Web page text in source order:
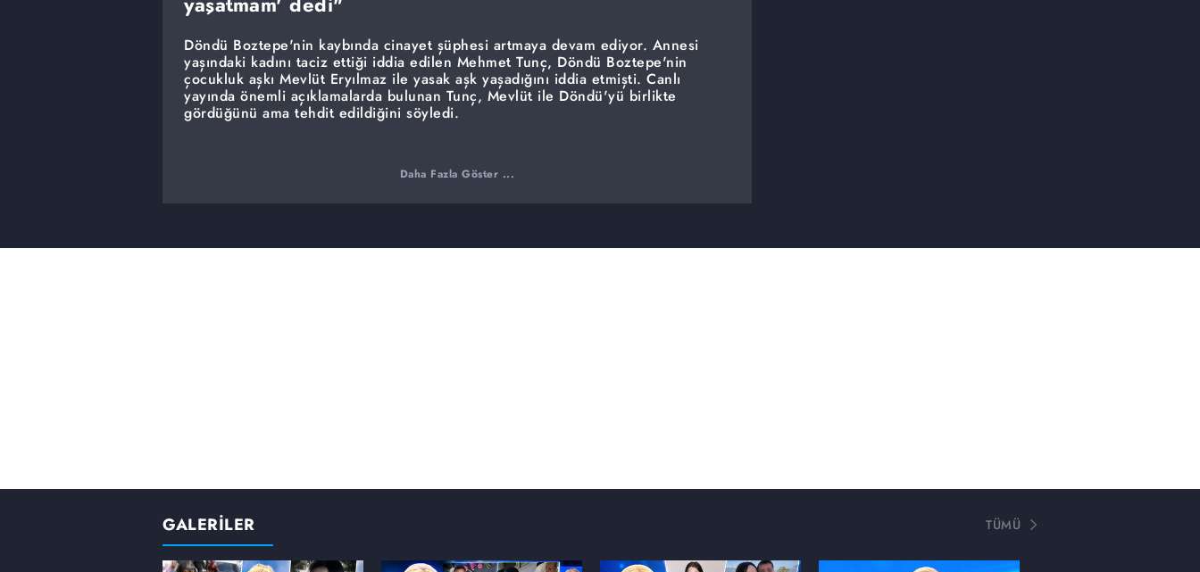
Döndü Boztepe'nin kaybında cinayet şüphesi artmaya devam ediyor. Annesi
yaşındaki kadını taciz ettiği iddia edilen Mehmet Tunç, Döndü Boztepe'nin
çocukluk aşkı Mevlüt Eryılmaz ile yasak aşk yaşadığını iddia etmişti. Canlı
yayında önemli açıklamalarda bulunan Tunç, Mevlüt ile Döndü'yü birlikte
gördüğünü ama tehdit edildiğini söyledi.
Daha Fazla Göster ...
GALERİLER TÜMÜ